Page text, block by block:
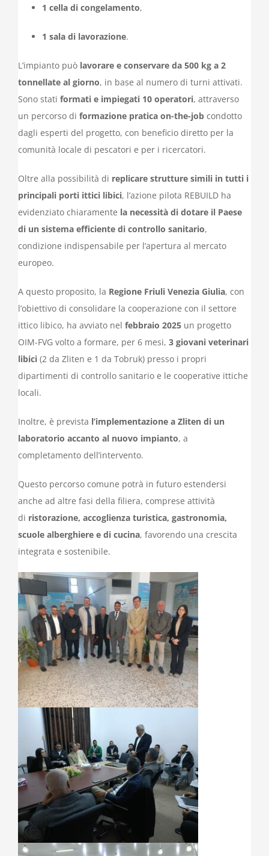
1 cella di congelamento,
1 sala di lavorazione.
L’impianto può lavorare e conservare da 500 kg a 2
tonnellate al giorno, in base al numero di turni attivati.
Sono stati formati e impiegati 10 operatori, attraverso
un percorso di formazione pratica on-the-jobcondotto
dagli esperti del progetto, con beneficio diretto per la
comunità locale di pescatori e per i ricercatori.
Oltre alla possibilità di replicare strutture simili in tutti i
principali porti ittici libici, l’azione pilota REBUILD ha
evidenziato chiaramente la necessità di dotare il Paese
di un sistema efficiente di controllo sanitario,
condizione indispensabile per l’apertura al mercato
europeo.
A questo proposito, la Regione Friuli Venezia Giulia, con
l’obiettivo di consolidare la cooperazione con il settore
ittico libico, ha avviato nel febbraio 2025un progetto
OIM-FVG volto a formare, per 6 mesi, 3 giovani veterinari
libici(2 da Zliten e 1 da Tobruk) presso i propri
dipartimenti di controllo sanitario e le cooperative ittiche
locali.
Inoltre, è prevista l’implementazione a Zliten di un
laboratorio accanto al nuovo impianto, a
completamento dell’intervento.
Questo percorso comune potrà in futuro estendersi
anche ad altre fasi della filiera, comprese attività
di ristorazione, accoglienza turistica, gastronomia,
scuole alberghiere e di cucina, favorendo una crescita
integrata e sostenibile.